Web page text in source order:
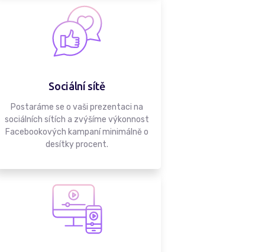
Sociální sítě
Postaráme se o vaši prezentaci na
sociálních sítích a zvýšíme výkonnost
Facebookových kampaní minimálně o
desítky procent.